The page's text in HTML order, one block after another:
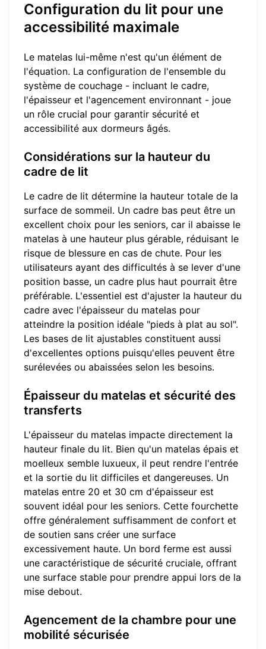
Configuration du lit pour une
accessibilité maximale
Le matelas lui-même n'est qu'un élément de
l'équation. La configuration de l'ensemble du
système de couchage - incluant le cadre,
l'épaisseur et l'agencement environnant - joue
un rôle crucial pour garantir sécurité et
accessibilité aux dormeurs âgés.
Considérations sur la hauteur du
cadre de lit
Le cadre de lit détermine la hauteur totale de la
surface de sommeil. Un cadre bas peut être un
excellent choix pour les seniors, car il abaisse le
matelas à une hauteur plus gérable, réduisant le
risque de blessure en cas de chute. Pour les
utilisateurs ayant des difficultés à se lever d'une
position basse, un cadre plus haut pourrait être
préférable. L'essentiel est d'ajuster la hauteur du
cadre avec l'épaisseur du matelas pour
atteindre la position idéale "pieds à plat au sol".
Les bases de lit ajustables constituent aussi
d'excellentes options puisqu'elles peuvent être
surélevées ou abaissées selon les besoins.
Épaisseur du matelas et sécurité des
transferts
L'épaisseur du matelas impacte directement la
hauteur finale du lit. Bien qu'un matelas épais et
moelleux semble luxueux, il peut rendre l'entrée
et la sortie du lit difficiles et dangereuses. Un
matelas entre 20 et 30 cm d'épaisseur est
souvent idéal pour les seniors. Cette fourchette
offre généralement suffisamment de confort et
de soutien sans créer une surface
excessivement haute. Un bord ferme est aussi
une caractéristique de sécurité cruciale, offrant
une surface stable pour prendre appui lors de la
mise debout.
Agencement de la chambre pour une
mobilité sécurisée